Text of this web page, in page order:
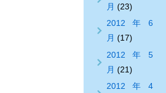
月 (23)
2012年6
月 (17)
2012年5
月 (21)
2012年4